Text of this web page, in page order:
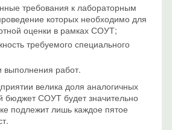
требования к лабораторным
которых необходимо для
оценки в рамках СОУТ;
требуемого специального
выполнения работ.
велика доля аналогичных
бюджет СОУТ будет значительно
подлежит лишь каждое пятое